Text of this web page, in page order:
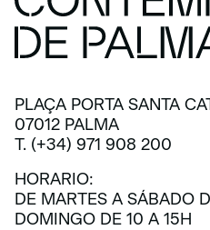
PLAÇA PORTA SANTA
07012 PALMA
T. (+34) 971 908 200
HORARIO:
DE MARTES A SÁBADO
DOMINGO DE 10 A 15H